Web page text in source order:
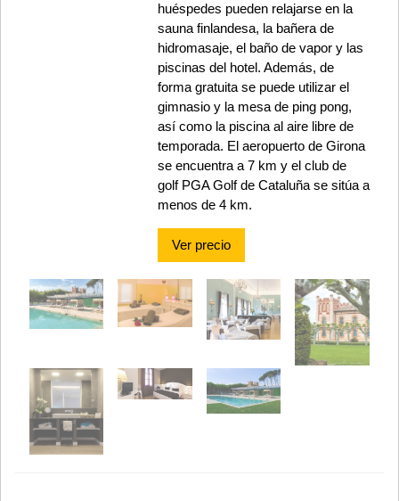
huéspedes pueden relajarse en la
sauna finlandesa, la bañera de
hidromasaje, el baño de vapor y las
piscinas del hotel. Además, de
forma gratuita se puede utilizar el
gimnasio y la mesa de ping pong,
así como la piscina al aire libre de
temporada. El aeropuerto de Girona
se encuentra a 7 km y el club de
golf PGA Golf de Cataluña se sitúa a
menos de 4 km.
Ver precio